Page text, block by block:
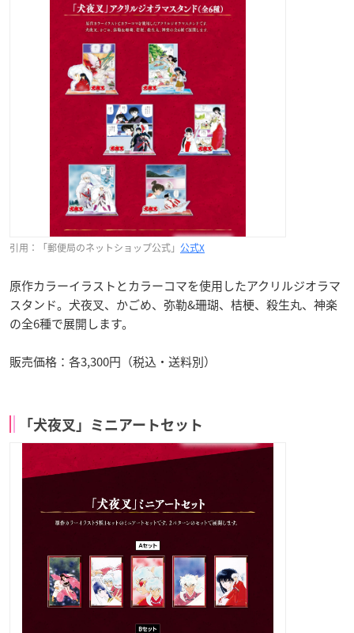
引用：「郵便局のネットショップ公式」 公式X
原作カラーイラストとカラーコマを使用したアクリルジオラマ
スタンド。犬夜叉、かごめ、弥勒&珊瑚、桔梗、殺生丸、神楽
の全6種で展開します。
販売価格：各3,300円（税込・送料別）
「犬夜叉」ミニアートセット